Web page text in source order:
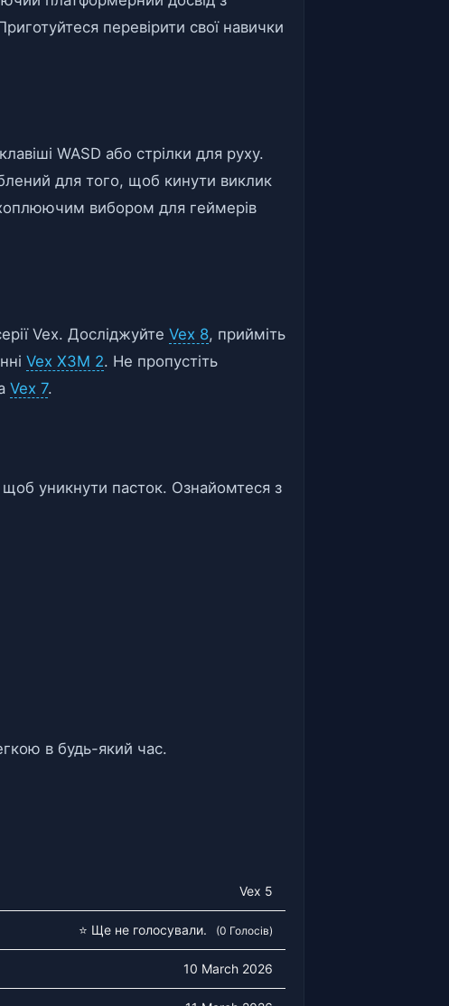
перевірити свої навички
WASD або стрілки для руху.
для того, щоб кинути виклик
вибором для геймерів
Vex. Досліджуйте Vex 8, прийміть
Vex X3M 2. Не пропустіть
Vex 7.
щоб уникнути пасток. Ознайомтеся з
в будь-який час.
Vex 5
⭐ Ще не голосували. (0 Голосів)
10 March 2026